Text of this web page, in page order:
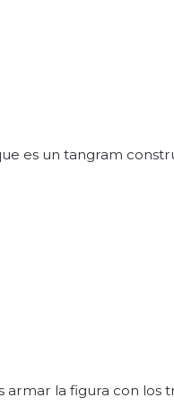
es un tangram
armar la figura con los